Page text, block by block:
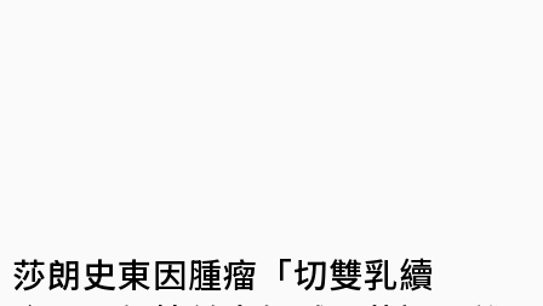
莎朗史東因腫瘤「切雙乳續